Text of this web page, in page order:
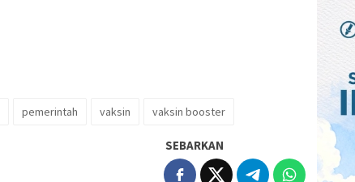
pemerintah vaksin vaksin booster
SEBARKAN